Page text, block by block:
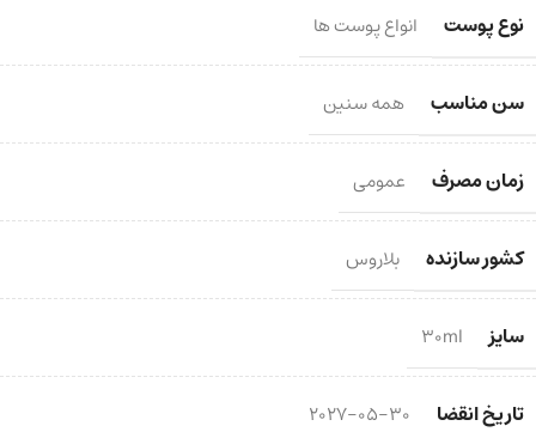
نوع پوست انواع پوست ها
سن مناسب همه سنین
زمان مصرف عمومی
کشور سازنده بلاروس
سایز 30ml
تاریخ انقضا 2027-05-30